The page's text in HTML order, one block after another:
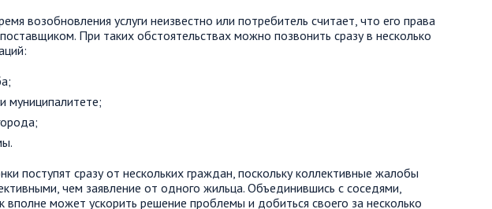
возобновления услуги неизвестно или потребитель считает, что его права
При таких обстоятельствах можно позвонить сразу в несколько
муниципалитете;
поступят сразу от нескольких граждан, поскольку коллективные жалобы
чем заявление от одного жильца. Объединившись с соседями,
вполне может ускорить решение проблемы и добиться своего за несколько